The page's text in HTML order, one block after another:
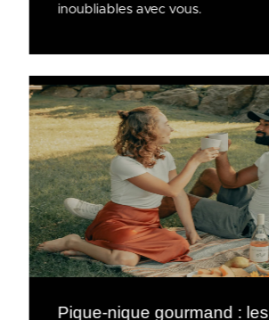
inoubliables avec vous.
Pique-nique gourmand : les